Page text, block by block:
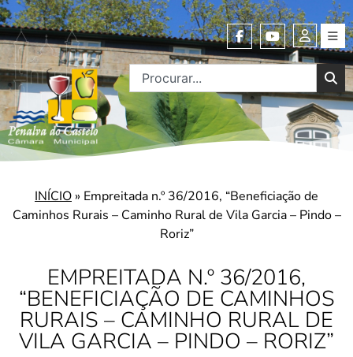
EMPREITADA N.º 36/2016,
“BENEFICIAÇÃO DE CAMINHOS
RURAIS – CAMINHO RURAL DE
VILA GARCIA – PINDO – RORIZ”
INÍCIO » Empreitada n.º 36/2016, “Beneficiação de
Caminhos Rurais – Caminho Rural de Vila Garcia – Pindo –
Roriz”